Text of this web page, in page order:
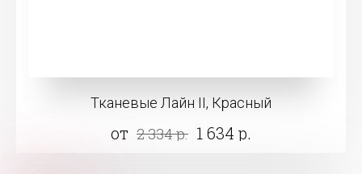
Тканевые Лайн II, Красный
от 2 334 р. 1 634 р.